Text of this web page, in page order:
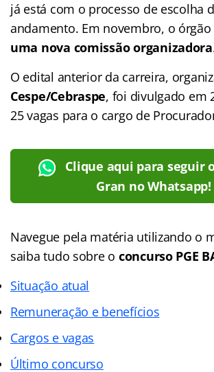
já está com o processo de escolha
andamento. Em novembro, o
uma nova comissão organizadora
O edital anterior da carreira,
Cespe/Cebraspe, foi divulgado em
25 vagas para o cargo de
Clique aqui para seguir
Gran no Whatsapp!
Navegue pela matéria utilizando o
saiba tudo sobre o concurso PGE
Situação atual
Remuneração e benefícios
Cargos e vagas
Último concurso